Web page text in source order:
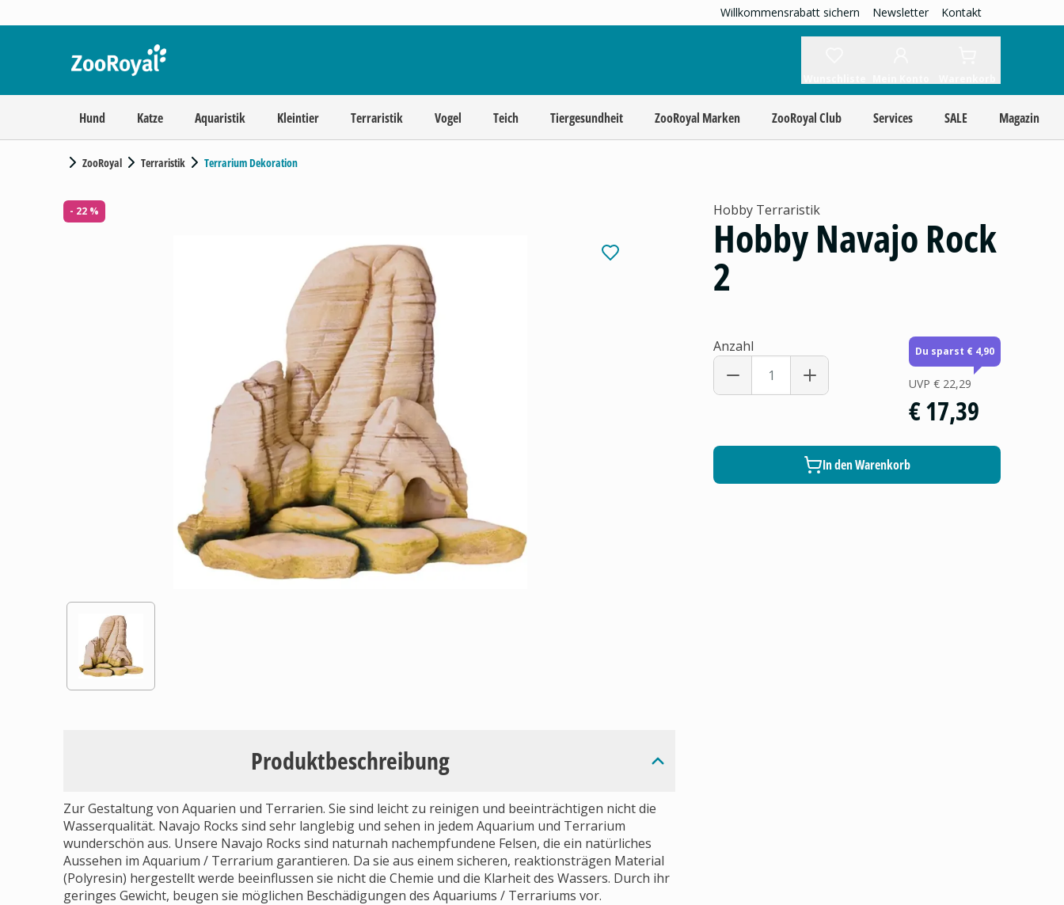
Willkommensrabatt sichern Newsletter Kontakt
Hund Katze Aquaristik Kleintier Terraristik Vogel Teich Tiergesundheit ZooRoyal Marken ZooRoyal Club Services SALE Magazin
ZooRoyal Terraristik Terrarium Dekoration
- 22 %
Produktbeschreibung
Zur Gestaltung von Aquarien und Terrarien. Sie sind leicht zu reinigen und beeinträchtigen nicht die
Wasserqualität. Navajo Rocks sind sehr langlebig und sehen in jedem Aquarium und Terrarium
wunderschön aus. Unsere Navajo Rocks sind naturnah nachempfundene Felsen, die ein natürliches
Aussehen im Aquarium / Terrarium garantieren. Da sie aus einem sicheren, reaktionsträgen Material
(Polyresin) hergestellt werde beeinflussen sie nicht die Chemie und die Klarheit des Wassers. Durch ihr
geringes Gewicht, beugen sie möglichen Beschädigungen des Aquariums / Terrariums vor.
Hobby Terraristik
Hobby Navajo Rock
2
Anzahl Du sparst € 4,90
UVP € 22,29
€ 17,39
In den Warenkorb